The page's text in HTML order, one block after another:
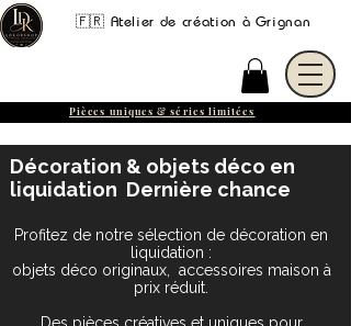
🇫🇷 Atelier de création à Grignan
Pièces uniques & séries limitées
Décoration & objets déco en
liquidation Dernière chance
Profitez de notre sélection de décoration en
liquidation :
objets déco originaux, accessoires maison à
prix réduit.